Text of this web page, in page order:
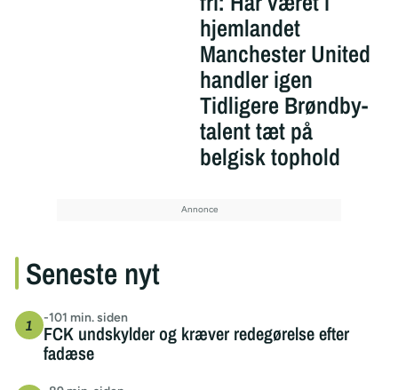
hjemlandet
Manchester United
handler igen
Tidligere Brøndby-
talent tæt på
belgisk tophold
Seneste nyt
-101 min. siden
FCK undskylder og kræver redegørelse efter
fadæse